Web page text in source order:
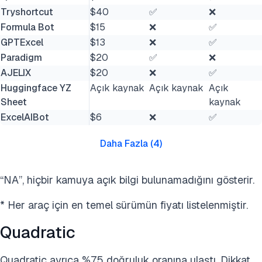
Tryshortcut
$40 ✅
❌
Formula Bot
$15 ❌
✅
GPTExcel
$13 ❌
✅
Paradigm
$20 ✅
❌
AJELIX
$20 ❌
✅
Huggingface YZ
Sheet
Açık kaynak Açık kaynak Açık
kaynak
ExcelAIBot
$6 ❌ ✅
Daha Fazla (4)
“NA”, hiçbir kamuya açık bilgi bulunamadığını gösterir.
* Her araç için en temel sürümün fiyatı listelenmiştir.
Quadratic